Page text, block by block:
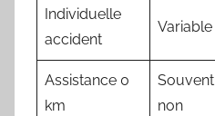
Individuelle
accident
Variable
Assistance 0
km
Souvent
non